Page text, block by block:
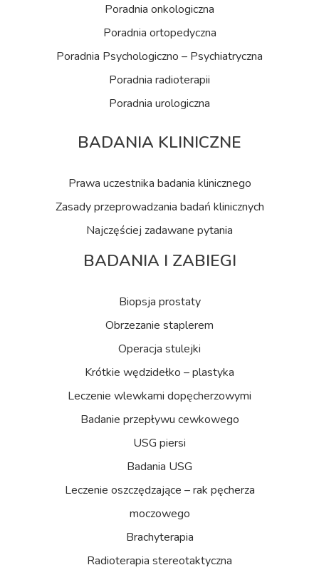
Poradnia onkologiczna
Poradnia ortopedyczna
Poradnia Psychologiczno – Psychiatryczna
Poradnia radioterapii
Poradnia urologiczna
BADANIA KLINICZNE
Prawa uczestnika badania klinicznego
Zasady przeprowadzania badań klinicznych
Najczęściej zadawane pytania
BADANIA I ZABIEGI
Biopsja prostaty
Obrzezanie staplerem
Operacja stulejki
Krótkie wędzidełko – plastyka
Leczenie wlewkami dopęcherzowymi
Badanie przepływu cewkowego
USG piersi
Badania USG
Leczenie oszczędzające – rak pęcherza
moczowego
Brachyterapia
Radioterapia stereotaktyczna